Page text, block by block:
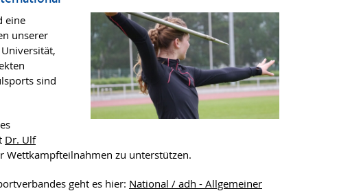
eine
unserer
sind
Dr. Ulf
Wettkampfteilnahmen zu unterstützen.
geht es hier: National / adh - Allgemeiner